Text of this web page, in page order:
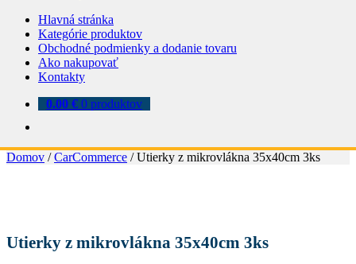
Hlavná stránka
Kategórie produktov
Obchodné podmienky a dodanie tovaru
Ako nakupovať
Kontakty
0.00 € 0 produktov
Domov /CarCommerce /Utierky z mikrovlákna 35x40cm 3ks
Utierky z mikrovlákna 35x40cm 3ks